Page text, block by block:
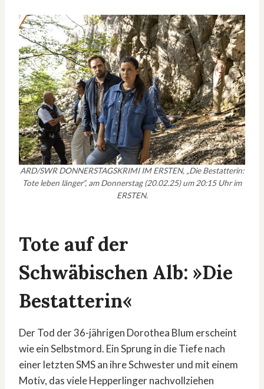
ARD/SWR DONNERSTAGSKRIMI IM ERSTEN, „Die Bestatterin:
Tote leben länger“, am Donnerstag (20.02.25) um 20:15 Uhr im
ERSTEN.
Tote auf der
Schwäbischen Alb: »Die
Bestatterin«
Der Tod der 36-jährigen Dorothea Blum erscheint
wie ein Selbstmord. Ein Sprung in die Tiefe nach
einer letzten SMS an ihre Schwester und mit einem
Motiv, das viele Hepperlinger nachvollziehen